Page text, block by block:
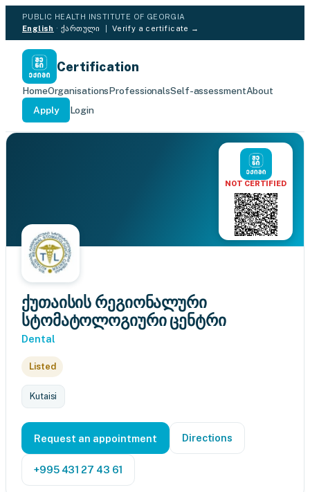
PUBLIC HEALTH INSTITUTE OF GEORGIA
English ·ქართული Verify a certificate →
Certification
HomeOrganisationsProfessionalsSelf-assessmentAbout
Apply
Login
NOT CERTIFIED
ქუთაისის რეგიონალური
სტომატოლოგიური ცენტრი
Dental
Listed
Kutaisi
Request an appointment Directions
+995 431 27 43 61